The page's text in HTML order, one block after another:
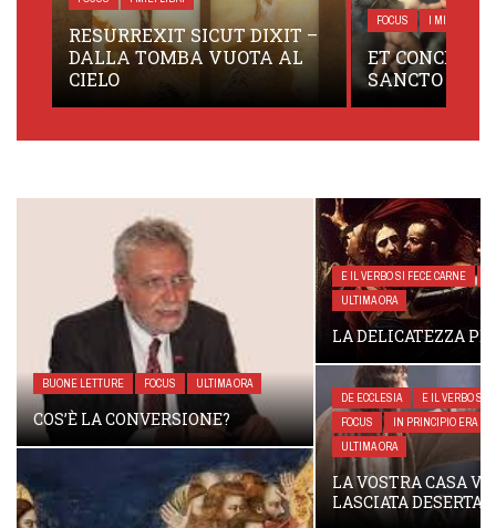
FOCUS I MIEI LIBRI ULTIMA ORA
ET CONCÉPIT DE SPIRITU
SANCTO
UNA VITA
CANCRO –
SCHITTULLI
DA DANILO
E IL VERBO SI FECE CARNE
ULTIMA ORA
LA DELICATEZZA PER I NEMICI
DE ECCLESIA
E IL VERBO SI FECE CARNE
FOCUS
IN PRINCIPIO ERA IL VERBO
ULTIMA ORA
LA VOSTRA CASA VI SARÀ
LASCIATA DESERTA
FOCUS ULTIMA ORA
SETTANT’ANNI!